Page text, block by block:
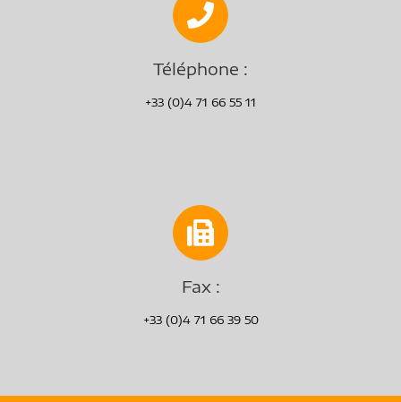
Téléphone :
+33 (0)4 71 66 55 11
Fax :
+33 (0)4 71 66 39 50